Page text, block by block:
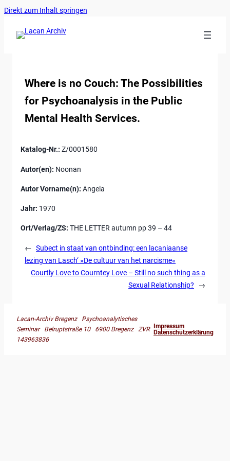
Direkt zum Inhalt springen
Where is no Couch: The Possibilities
for Psychoanalysis in the Public
Mental Health Services.
Katalog-Nr.: Z/0001580
Autor(en): Noonan
Autor Vorname(n): Angela
Jahr: 1970
Ort/Verlag/ZS: THE LETTER autumn pp 39 – 44
← Subect in staat van ontbinding: een lacaniaanse
lezing van Lasch‘ »De cultuur van het narcisme«
Courtly Love to Courntey Love – Still no such thing as a
Sexual Relationship?
→
Lacan-Archiv Bregenz Psychoanalytisches
Seminar Belruptstraße 10 6900 Bregenz ZVR
143963836
Impressum
Datenschutzerklärung